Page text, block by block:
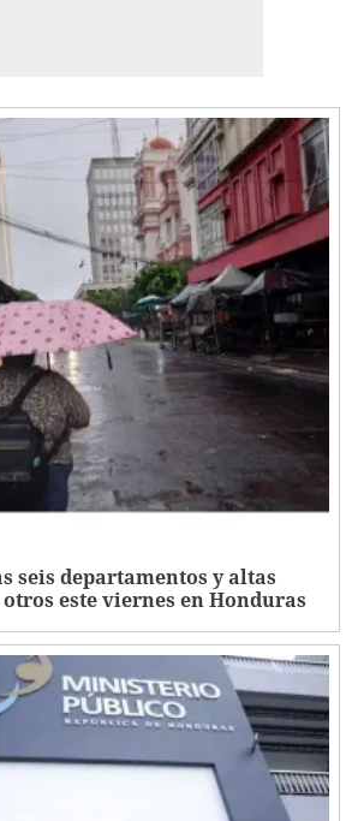
seis departamentos y altas
este viernes en Honduras